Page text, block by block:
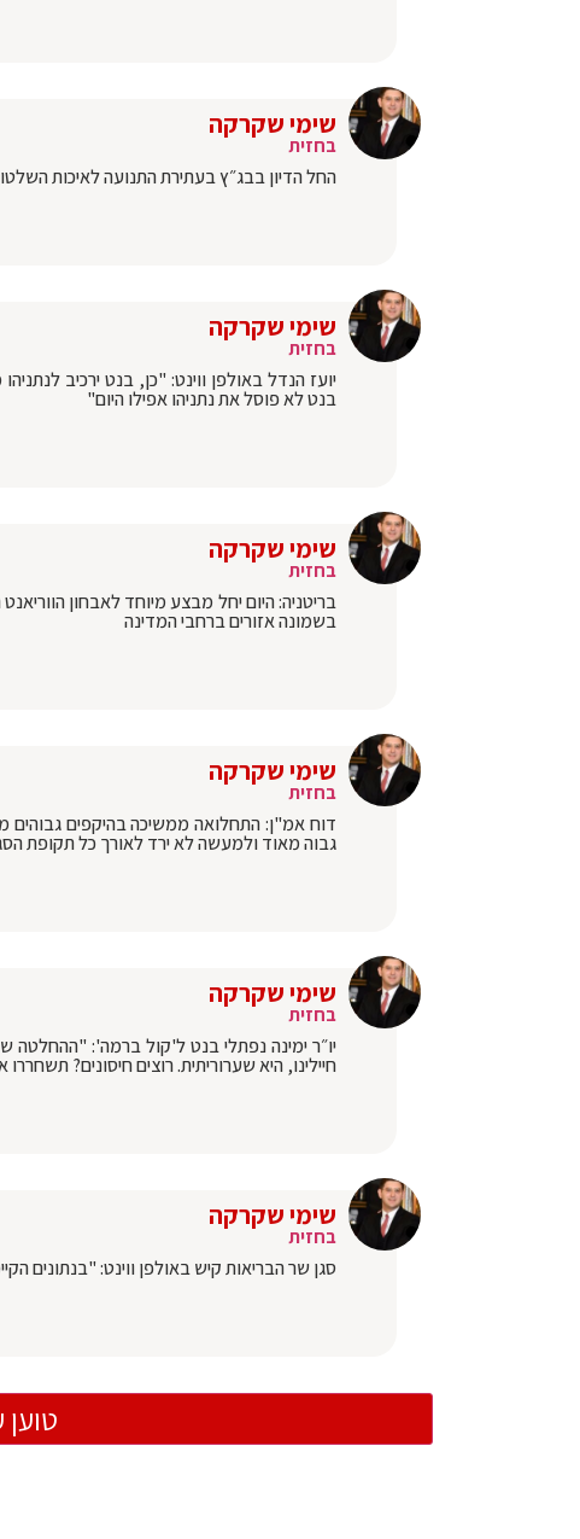
שימי שקרקה
בחזית
החל הדיון בבג״ץ בעתירת התנועה לאיכות השלטון
שימי שקרקה
בחזית
יועז הנדל באולפן ווינט: "כן, בנט ירכיב
בנט לא פוסל את נתניהו אפילו היום"
שימי שקרקה
בחזית
בשמונה אזורים ברחבי המדינה
שימי שקרקה
בחזית
דוח אמ"ן: התחלואה ממשיכה בהיקפים גבוהים
גבוה מאוד ולמעשה לא ירד לאורך כל תקופת
שימי שקרקה
בחזית
יו״ר ימינה נפתלי בנט ל'קול ברמה': "ההחלטה
חיילינו, היא שערוריתית. רוצים חיסונים? תשחררו
שימי שקרקה
בחזית
סגן שר הבריאות קיש באולפן ווינט: "בנתונים